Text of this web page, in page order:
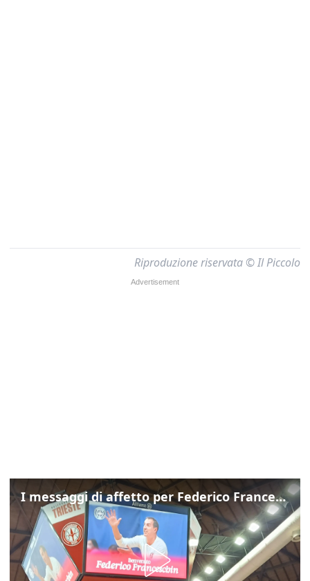
Riproduzione riservata © Il Piccolo
I messaggi di affetto per Federico Franceschin: così il mondo del basket gli è stato accanto fino all’ultimo